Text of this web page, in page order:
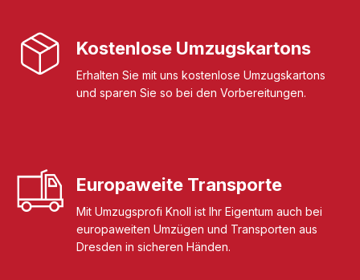
Kostenlose Umzugskartons
Erhalten Sie mit uns kostenlose Umzugskartons
und sparen Sie so bei den Vorbereitungen.
Europaweite Transporte
Mit Umzugsprofi Knoll ist Ihr Eigentum auch bei
europaweiten Umzügen und Transporten aus
Dresden in sicheren Händen.